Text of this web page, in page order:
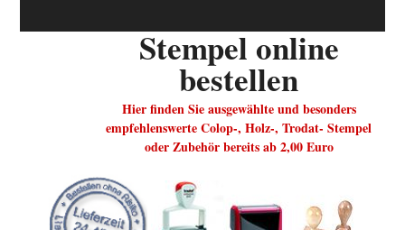
Stempel online
bestellen
Hier finden Sie ausgewählte und besonders
empfehlenswerte Colop-, Holz-, Trodat- Stempel
oder Zubehör bereits ab 2,00 Euro